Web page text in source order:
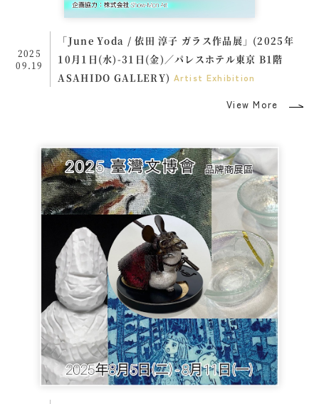
2025
09.19
「June Yoda / 依田 淳子 ガラス作品展」(2025年
10月1日(水)-31日(金)／パレスホテル東京 B1階
ASAHIDO GALLERY) Artist Exhibition
View More